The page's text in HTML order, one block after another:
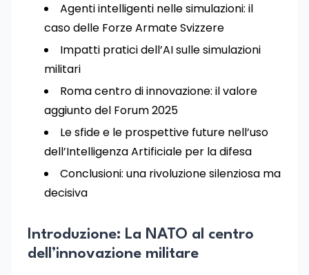
Agenti intelligenti nelle simulazioni: il
caso delle Forze Armate Svizzere
Impatti pratici dell’AI sulle simulazioni
militari
Roma centro di innovazione: il valore
aggiunto del Forum 2025
Le sfide e le prospettive future nell’uso
dell’Intelligenza Artificiale per la difesa
Conclusioni: una rivoluzione silenziosa ma
decisiva
Introduzione: La NATO al centro
dell’innovazione militare